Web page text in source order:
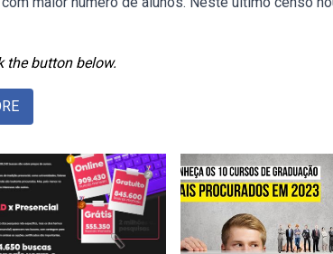
the button below.